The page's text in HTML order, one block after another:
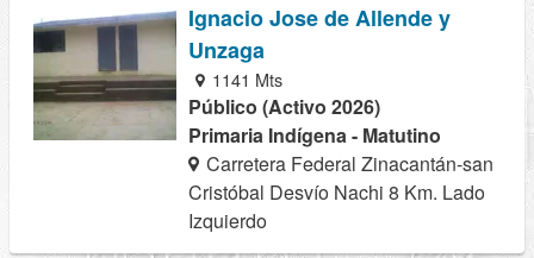
Ignacio Jose de Allende y
Unzaga
1141 Mts
Público (Activo 2026)
Primaria Indígena - Matutino
Carretera Federal Zinacantán-san
Cristóbal Desvío Nachi 8 Km. Lado
Izquierdo